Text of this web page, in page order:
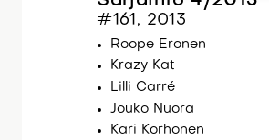
#161, 2013
Roope Eronen
Krazy Kat
Lilli Carré
Jouko Nuora
Kari Korhonen